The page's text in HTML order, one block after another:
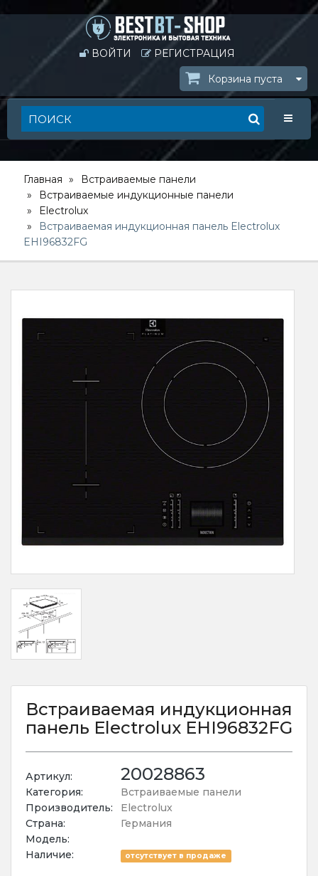
ВОЙТИ
РЕГИСТРАЦИЯ
Корзина пуста
Главная
Встраиваемые панели
Встраиваемые индукционные панели
Electrolux
Встраиваемая индукционная панель Electrolux
EHI96832FG
Встраиваемая индукционная
панель Electrolux EHI96832FG
Артикул: 20028863
Категория:
Встраиваемые панели
Производитель:
Electrolux
Страна:
Германия
Модель:
Наличие:
отсутствует в продаже